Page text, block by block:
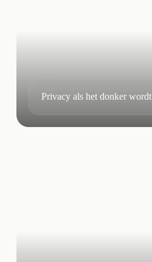
Privacy als het donker wordt